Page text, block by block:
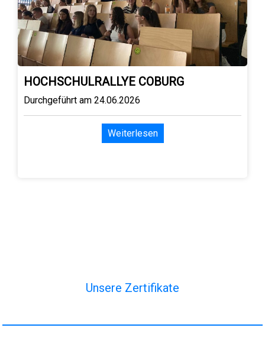
HOCHSCHULRALLYE COBURG
Durchgeführt am 24.06.2026
Weiterlesen
Unsere Zertifikate